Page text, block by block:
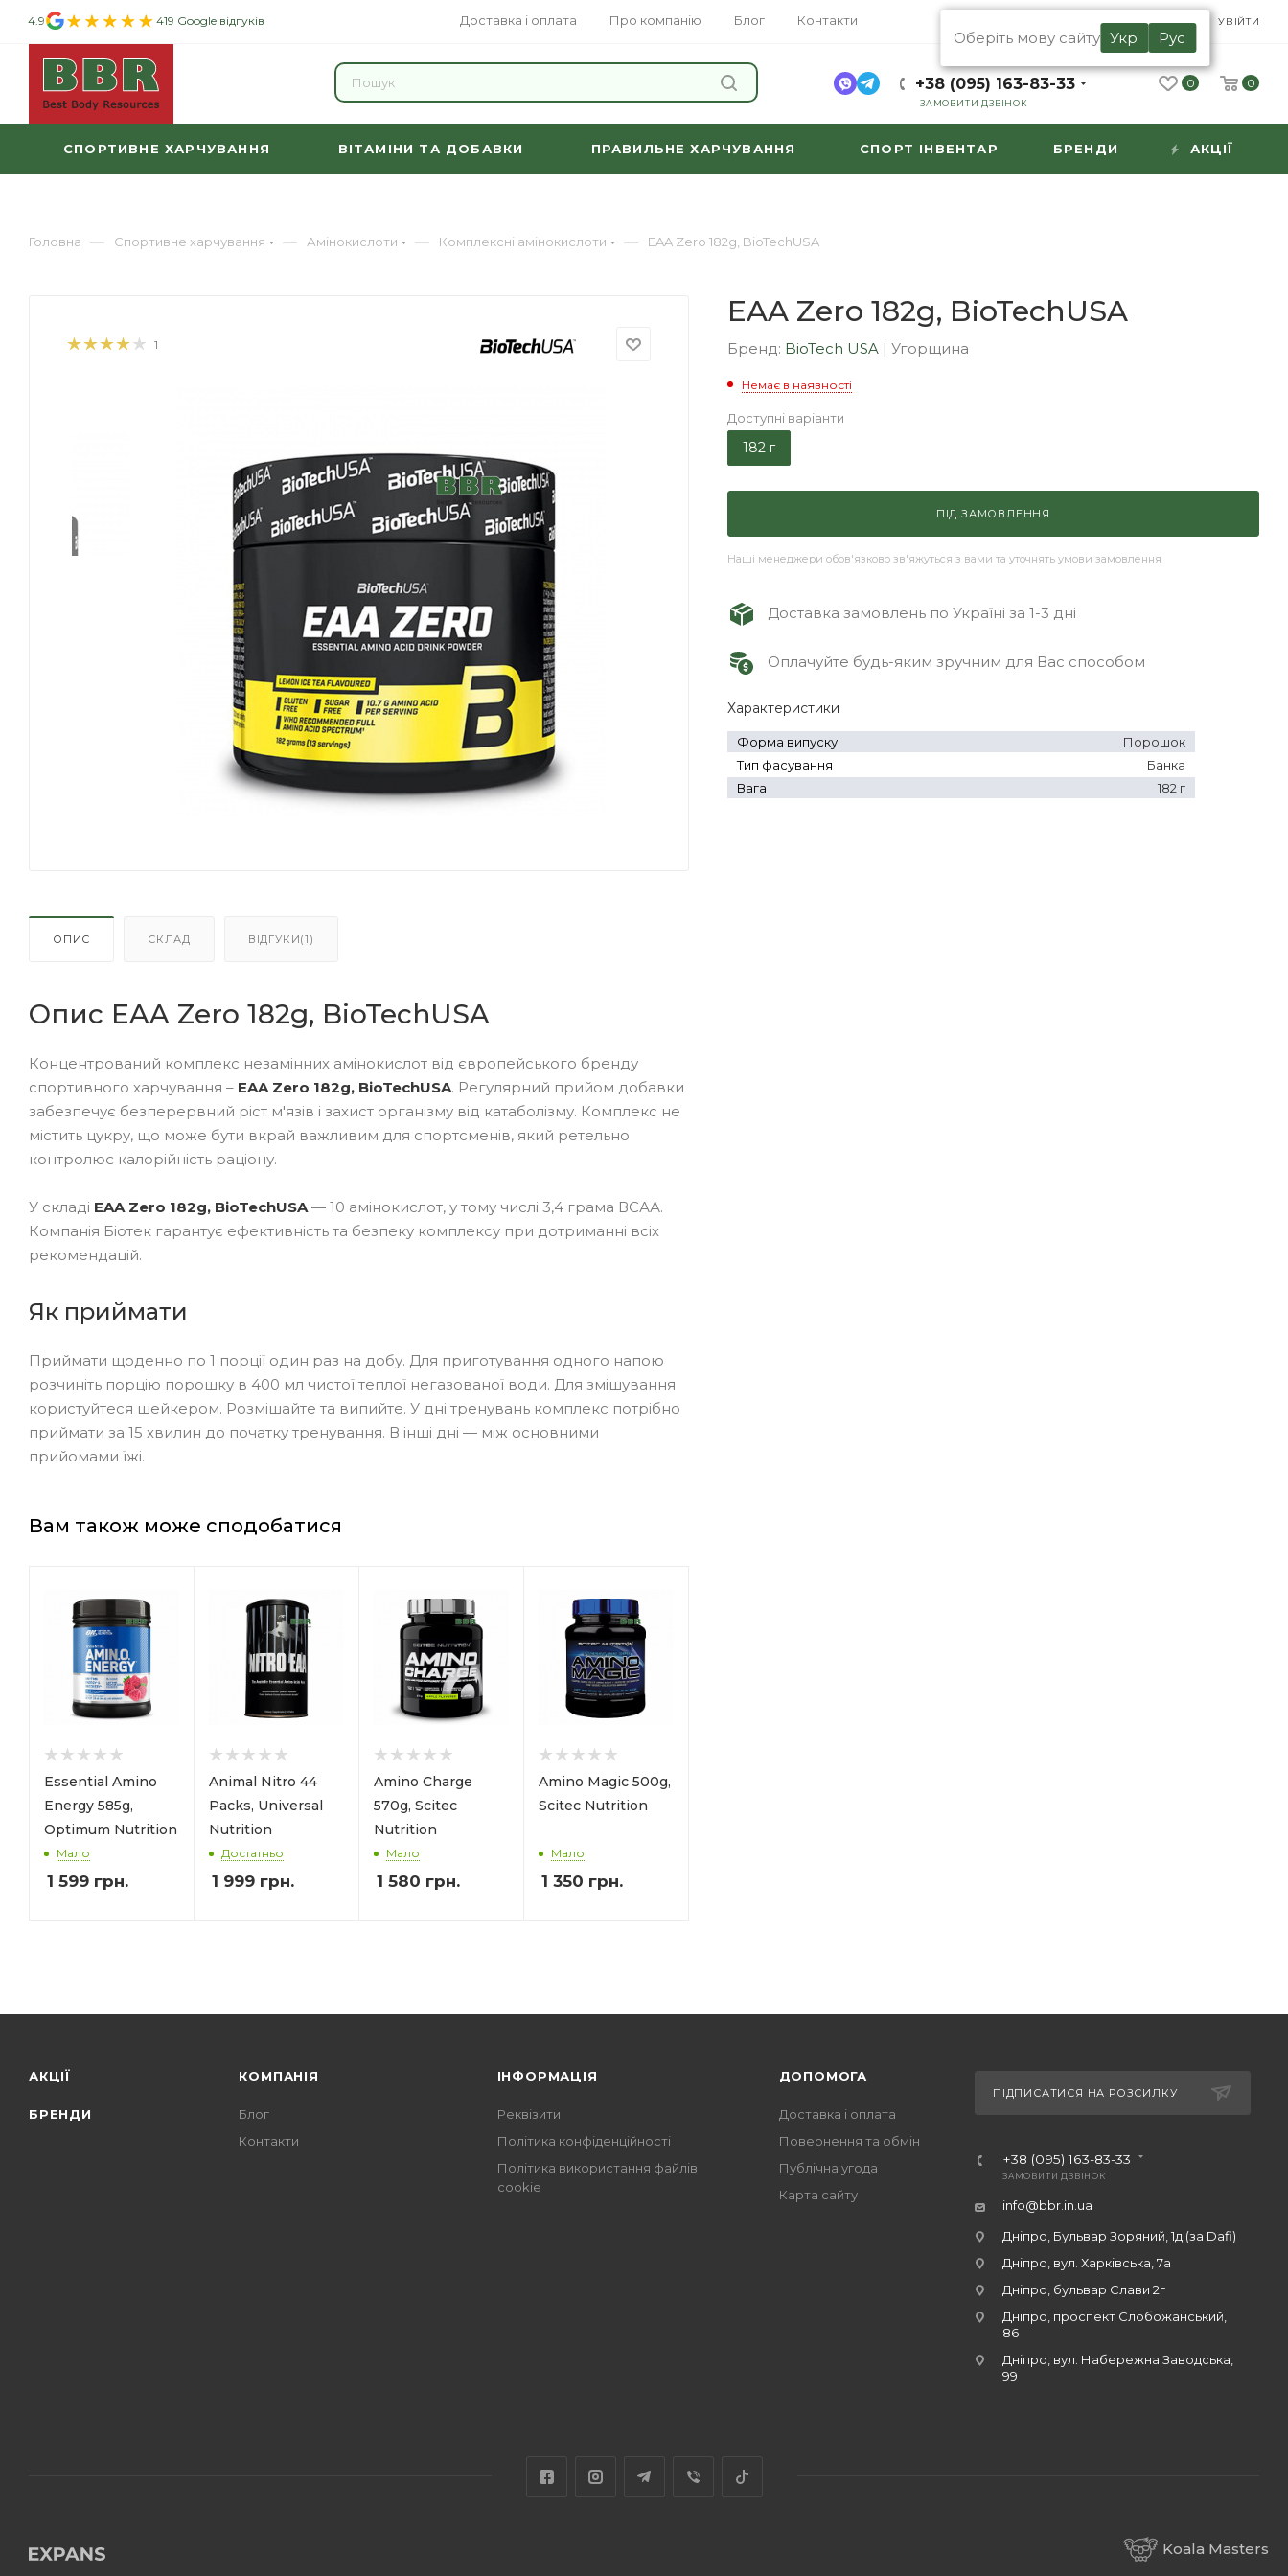
Доставка і оплата Про компанію Блог Контакти
4.9 419 Google відгуків RU
Оберіть мову сайту Укр Рус
УВІЙТИ
+38 (095) 163-83-33
ЗАМОВИТИ ДЗВІНОК
0 0
СПОРТИВНЕ ХАРЧУВАННЯ ВІТАМІНИ ТА ДОБАВКИ ПРАВИЛЬНЕ ХАРЧУВАННЯ СПОРТ ІНВЕНТАР БРЕНДИ АКЦІЇ
Головна — Спортивне харчування — Амінокислоти — Комплексні амінокислоти — EAA Zero 182g, BioTechUSA
1
ОПИС СКЛАД ВІДГУКИ(1)
Опис EAA Zero 182g, BioTechUSA
Концентрований комплекс незамінних амінокислот від європейського бренду
спортивного харчування – EAA Zero 182g, BioTechUSA. Регулярний прийом добавки
забезпечує безперервний ріст м'язів і захист організму від катаболізму. Комплекс не
містить цукру, що може бути вкрай важливим для спортсменів, який ретельно
контролює калорійність раціону.
У складі EAA Zero 182g, BioTechUSA— 10 амінокислот, у тому числі 3,4 грама ВСАА.
Компанія Біотек гарантує ефективність та безпеку комплексу при дотриманні всіх
рекомендацій.
Як приймати
Приймати щоденно по 1 порції один раз на добу. Для приготування одного напою
розчиніть порцію порошку в 400 мл чистої теплої негазованої води. Для змішування
користуйтеся шейкером. Розмішайте та випийте. У дні тренувань комплекс потрібно
приймати за 15 хвилин до початку тренування. В інші дні — між основними
прийомами їжі.
Вам також може сподобатися
Essential Amino
Energy 585g,
Optimum Nutrition
Мало
1 599 грн.
Animal Nitro 44
Packs, Universal
Nutrition
Достатньо
1 999 грн.
Amino Charge
570g, Scitec
Nutrition
Мало
1 580 грн.
Amino Magic 500g,
Scitec Nutrition
Мало
1 350 грн.
EAA Zero 182g, BioTechUSA
Бренд: BioTech USA | Угорщина
Немає в наявності
Доступні варіанти
182 г
ПІД ЗАМОВЛЕННЯ
Наші менеджери обов'язково зв'яжуться з вами та уточнять умови замовлення
Доставка замовлень по Україні за 1-3 дні
Оплачуйте будь-яким зручним для Вас способом
Характеристики
Форма випуску
Порошок
Тип фасування
Банка
Вага
182 г
АКЦІЇ
БРЕНДИ
КОМПАНІЯ
Блог
Контакти
ІНФОРМАЦІЯ
Реквізити
Політика конфіденційності
Політика використання файлів
cookie
ДОПОМОГА
Доставка і оплата
Повернення та обмін
Публічна угода
Карта сайту
ПІДПИСАТИСЯ НА РОЗСИЛКУ
+38 (095) 163-83-33
ЗАМОВИТИ ДЗВІНОК
info@bbr.in.ua
Дніпро, Бульвар Зоряний, 1д (за Dafi)
Дніпро, вул. Харківська, 7а
Дніпро, бульвар Слави 2г
Дніпро, проспект Слобожанський,
86
Дніпро, вул. Набережна Заводська,
99
Koala Masters